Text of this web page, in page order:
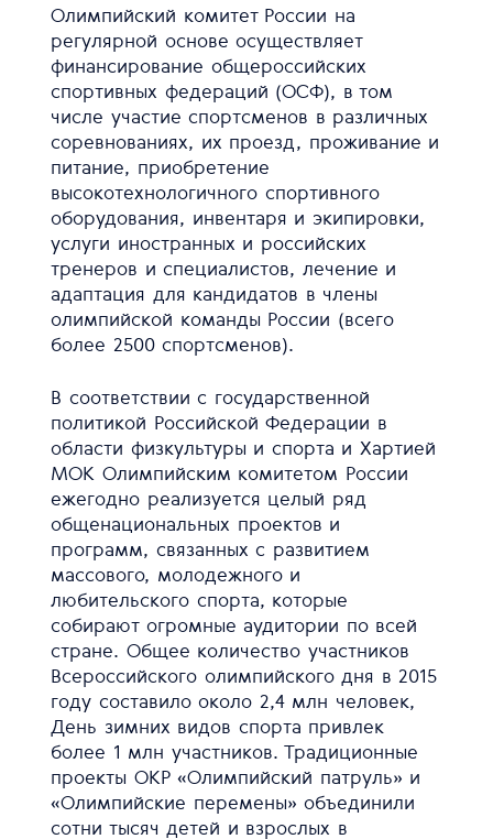
Олимпийский комитет России на
регулярной основе осуществляет
финансирование общероссийских
спортивных федераций (ОСФ), в том
числе участие спортсменов в различных
соревнованиях, их проезд, проживание и
питание, приобретение
высокотехнологичного спортивного
оборудования, инвентаря и экипировки,
услуги иностранных и российских
тренеров и специалистов, лечение и
адаптация для кандидатов в члены
олимпийской команды России (всего
более 2500 спортсменов).
В соответствии с государственной
политикой Российской Федерации в
области физкультуры и спорта и Хартией
МОК Олимпийским комитетом России
ежегодно реализуется целый ряд
общенациональных проектов и
программ, связанных с развитием
массового, молодежного и
любительского спорта, которые
собирают огромные аудитории по всей
стране. Общее количество участников
Всероссийского олимпийского дня в 2015
году составило около 2,4 млн человек,
День зимних видов спорта привлек
более 1 млн участников. Традиционные
проекты ОКР «Олимпийский патруль» и
«Олимпийские перемены» объединили
сотни тысяч детей и взрослых в